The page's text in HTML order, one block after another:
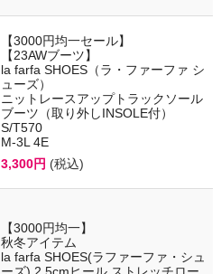
【3000円均一セール】
【23AWブーツ】
la farfa SHOES（ラ・ファーファ シ
ューズ）
ニットレースアップトラックソール
ブーツ（取り外しINSOLE付）
S/T570
M-3L 4E
3,300円 (税込)
【3000円均一】
秋冬アイテム
la farfa SHOES(ラファーファ・シュ